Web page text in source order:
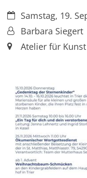
Datum:Samstag, 19.
Von:Barbara Siegert
Ort:Atelier für